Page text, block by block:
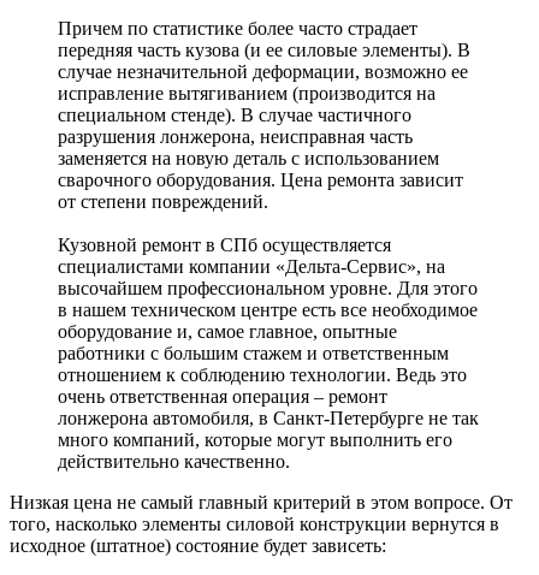
Причем по статистике более часто страдает
передняя часть кузова (и ее силовые элементы). В
случае незначительной деформации, возможно ее
исправление вытягиванием (производится на
специальном стенде). В случае частичного
разрушения лонжерона, неисправная часть
заменяется на новую деталь с использованием
сварочного оборудования. Цена ремонта зависит
от степени повреждений.
Кузовной ремонт в СПб осуществляется
специалистами компании «Дельта-Сервис», на
высочайшем профессиональном уровне. Для этого
в нашем техническом центре есть все необходимое
оборудование и, самое главное, опытные
работники с большим стажем и ответственным
отношением к соблюдению технологии. Ведь это
очень ответственная операция – ремонт
лонжерона автомобиля, в Санкт-Петербурге не так
много компаний, которые могут выполнить его
действительно качественно.
Низкая цена не самый главный критерий в этом вопросе. От
того, насколько элементы силовой конструкции вернутся в
исходное (штатное) состояние будет зависеть: